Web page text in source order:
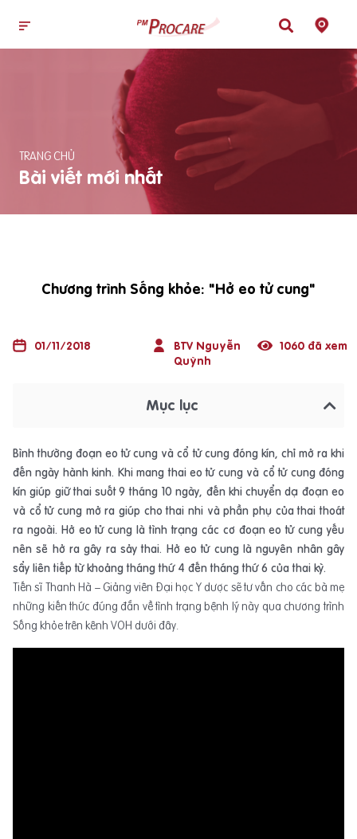
TRANG CHỦ
Bài viết mới nhất
Chương trình Sống khỏe: "Hở eo tử cung"
01/11/2018
BTV Nguyễn
Quỳnh
1060 đã xem
Mục lục
Bình thường đoạn eo tử cung và cổ tử cung đóng kín, chỉ mở ra khi
đến ngày hành kinh. Khi mang thai eo tử cung và cổ tử cung đóng
kín giúp giữ thai suốt 9 tháng 10 ngày, đến khi chuyển dạ đoạn eo
và cổ tử cung mở ra giúp cho thai nhi và phần phụ của thai thoát
ra ngoài. Hở eo tử cung là tình trạng các cơ đoạn eo tử cung yếu
nên sẽ hở ra gây ra sảy thai. Hở eo tử cung là nguyên nhân gây
sẩy liên tiếp từ khoảng tháng thứ 4 đến tháng thứ 6 của thai kỳ.
Tiến sĩ Thanh Hà – Giảng viên Đại học Y dược sẽ tư vấn cho các bà mẹ
những kiến thức đúng đắn về tình trạng bệnh lý này qua chương trình
Sống khỏe trên kênh VOH dưới đây.